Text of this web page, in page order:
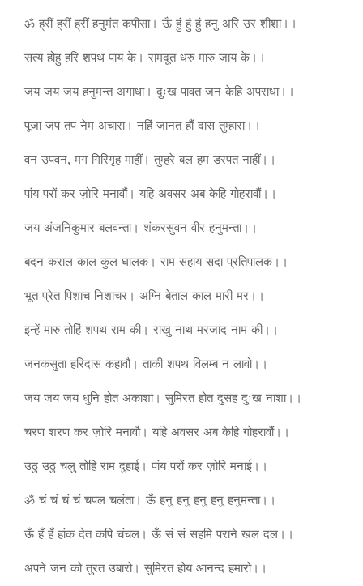
ॐ ह्रीं ह्रीं ह्रीं हनुमंत कपीसा। ऊँ हुं हुं हुं हनु अरि उर शीशा।।
सत्य होहु हरि शपथ पाय के। रामदूत धरु मारु जाय के।।
जय जय जय हनुमन्त अगाधा। दुःख पावत जन केहि अपराधा।।
पूजा जप तप नेम अचारा। नहिं जानत हौं दास तुम्हारा।।
वन उपवन, मग गिरिगृह माहीं। तुम्हरे बल हम डरपत नाहीं।।
पांय परों कर ज़ोरि मनावौं। यहि अवसर अब केहि गोहरावौं।।
जय अंजनिकुमार बलवन्ता। शंकरसुवन वीर हनुमन्ता।।
बदन कराल काल कुल घालक। राम सहाय सदा प्रतिपालक।।
भूत प्रेत पिशाच निशाचर। अग्नि बेताल काल मारी मर।।
इन्हें मारु तोहिं शपथ राम की। राखु नाथ मरजाद नाम की।।
जनकसुता हरिदास कहावौ। ताकी शपथ विलम्ब न लावो।।
जय जय जय धुनि होत अकाशा। सुमिरत होत दुसह दुःख नाशा।।
चरण शरण कर ज़ोरि मनावौ। यहि अवसर अब केहि गोहरावौं।।
उठु उठु चलु तोहि राम दुहाई। पांय परों कर ज़ोरि मनाई।।
ॐ चं चं चं चं चपल चलंता। ऊँ हनु हनु हनु हनु हनुमन्ता।।
ऊँ हँ हँ हांक देत कपि चंचल। ऊँ सं सं सहमि पराने खल दल।।
अपने जन को तुरत उबारो। सुमिरत होय आनन्द हमारो।।